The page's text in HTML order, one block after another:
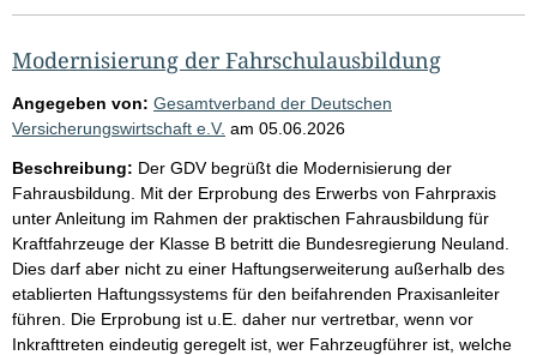
Modernisierung der Fahrschulausbildung
Angegeben von: Gesamtverband der Deutschen
Versicherungswirtschaft e.V. am 05.06.2026
Beschreibung: Der GDV begrüßt die Modernisierung der
Fahrausbildung. Mit der Erprobung des Erwerbs von Fahrpraxis
unter Anleitung im Rahmen der praktischen Fahrausbildung für
Kraftfahrzeuge der Klasse B betritt die Bundesregierung Neuland.
Dies darf aber nicht zu einer Haftungserweiterung außerhalb des
etablierten Haftungssystems für den beifahrenden Praxisanleiter
führen. Die Erprobung ist u.E. daher nur vertretbar, wenn vor
Inkrafttreten eindeutig geregelt ist, wer Fahrzeugführer ist, welche